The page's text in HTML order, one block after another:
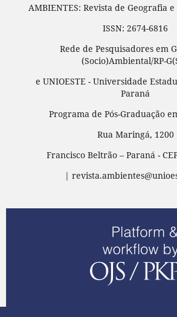
AMBIENTES: Revista de Geografia
ISSN: 2674-6816
Rede de Pesquisadores em
(Socio)Ambiental/RP-
e UNIOESTE - Universidade
Paraná
Programa de Pós-Graduação
Rua Maringá, 1200
Francisco Beltrão – Paraná -
|